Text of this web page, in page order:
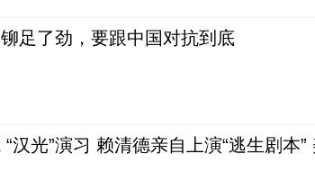
足了劲，要跟中国对抗到底
汉光”演习 赖清德亲自上演“逃生剧本”